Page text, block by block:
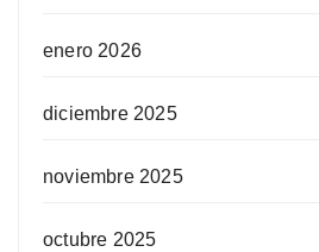
enero 2026
diciembre 2025
noviembre 2025
octubre 2025